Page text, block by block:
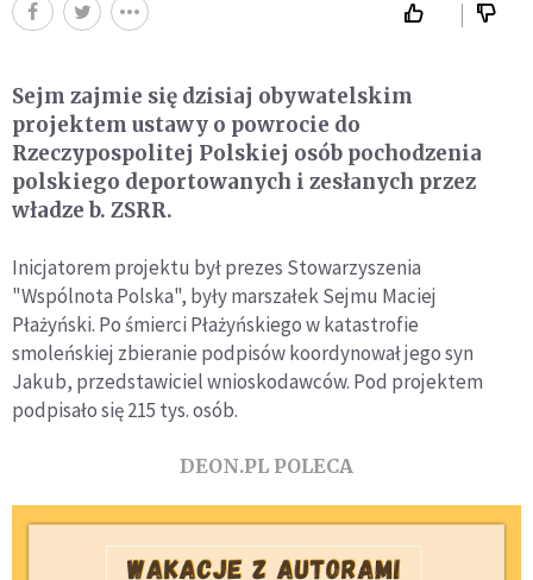
Sejm zajmie się dzisiaj obywatelskim
projektem ustawy o powrocie do
Rzeczypospolitej Polskiej osób pochodzenia
polskiego deportowanych i zesłanych przez
władze b. ZSRR.
Inicjatorem projektu był prezes Stowarzyszenia
"Wspólnota Polska", były marszałek Sejmu Maciej
Płażyński. Po śmierci Płażyńskiego w katastrofie
smoleńskiej zbieranie podpisów koordynował jego syn
Jakub, przedstawiciel wnioskodawców. Pod projektem
podpisało się 215 tys. osób.
DEON.PL POLECA